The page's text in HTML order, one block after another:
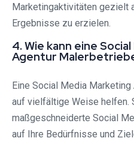
Marketingaktivitäten gezielt
Ergebnisse zu erzielen.
4. Wie kann eine
Agentur
Eine Social Media
auf vielfältige Weise helfen.
maßgeschneiderte Social
auf Ihre Bedürfnisse und